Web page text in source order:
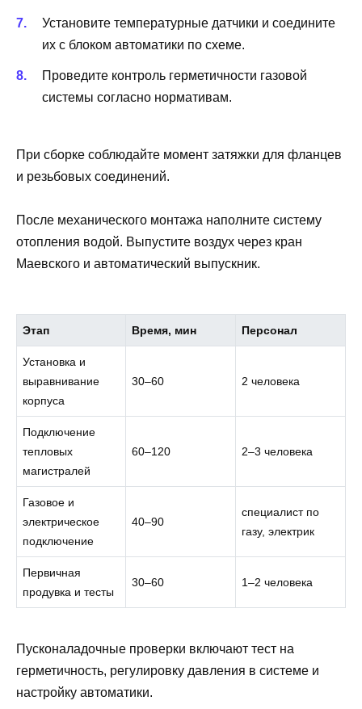
Установите температурные датчики и соедините
их с блоком автоматики по схеме.
Проведите контроль герметичности газовой
системы согласно нормативам.
При сборке соблюдайте момент затяжки для фланцев
и резьбовых соединений.
После механического монтажа наполните систему
отопления водой. Выпустите воздух через кран
Маевского и автоматический выпускник.
Этап Время, мин Персонал
Установка и
выравнивание
корпуса
30–60 2 человека
Подключение
тепловых
магистралей
60–120 2–3 человека
Газовое и
электрическое
подключение
40–90
специалист по
газу, электрик
Первичная
продувка и тесты
30–60 1–2 человека
Пусконаладочные проверки включают тест на
герметичность, регулировку давления в системе и
настройку автоматики.